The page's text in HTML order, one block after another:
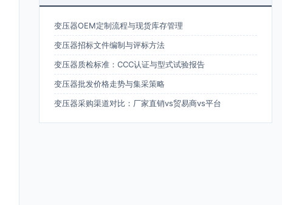
变压器OEM定制流程与现货库存管理
变压器招标文件编制与评标方法
变压器质检标准：CCC认证与型式试验报告
变压器批发价格走势与集采策略
变压器采购渠道对比：厂家直销vs贸易商vs平台